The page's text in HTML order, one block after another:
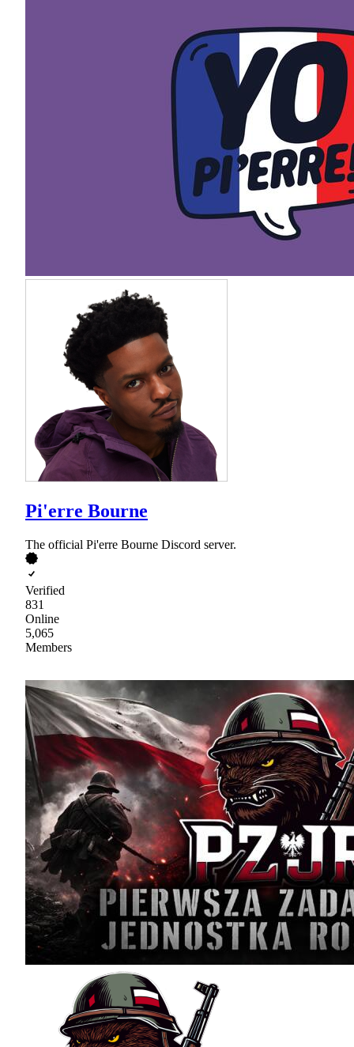
Pi'erre Bourne
The official Pi'erre Bourne Discord server.
Verified
831
Online
5,065
Members